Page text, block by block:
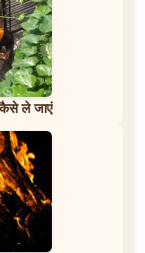
कैसे ले जाएं